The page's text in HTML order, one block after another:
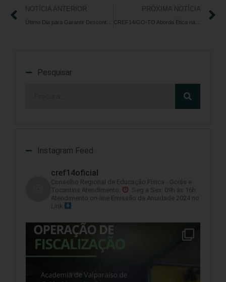
NOTÍCIA ANTERIOR PRÓXIMA NOTÍCIA
Pesquisar
Instagram Feed
cref14oficial
Conselho Regional de Educação Física - Goiás e
Tocantins Atendimento:
Seg a Sex: 09h às 16h
Atendimento on-line Emissão da Anuidade 2024 no
Link